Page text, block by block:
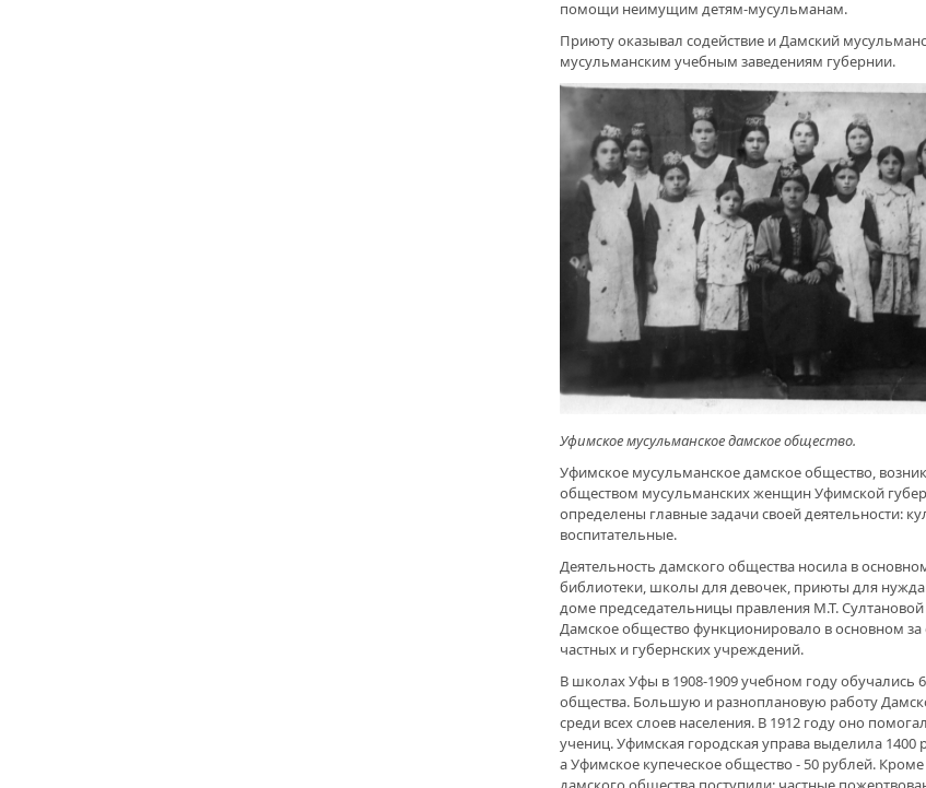
помощи неимущим детям-мусульманам.
Приюту оказывал содействие и Дамский
мусульманским учебным заведениям губернии.
Уфимское мусульманское дамское общество.
Уфимское мусульманское дамское общество,
обществом мусульманских женщин Уфимской
определены главные задачи своей деятельности:
воспитательные.
Деятельность дамского общества носила в
библиотеки, школы для девочек, приюты для
доме председательницы правления М.Т.
Дамское общество функционировало в основном за
частных и губернских учреждений.
В школах Уфы в 1908-1909 учебном году обучались
общества. Большую и разноплановую работу
среди всех слоев населения. В 1912 году оно
учениц. Уфимская городская управа выделила 1400
а Уфимское купеческое общество - 50 рублей.